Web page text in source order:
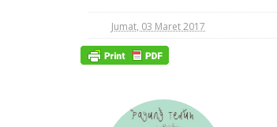
Jumat, 03 Maret 2017